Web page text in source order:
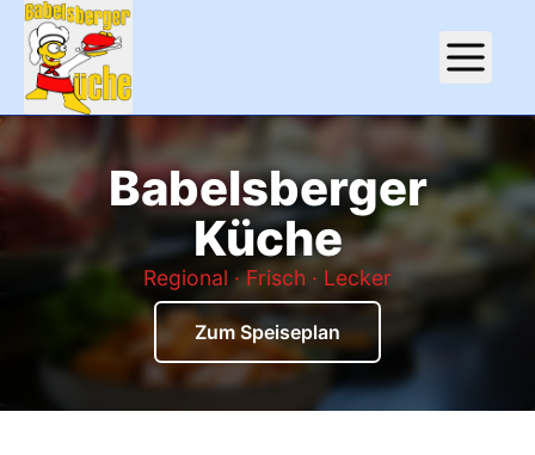
Babelsberger Küche –
Babelsberger
Küche
Regional · Frisch · Lecker
Zum Speiseplan